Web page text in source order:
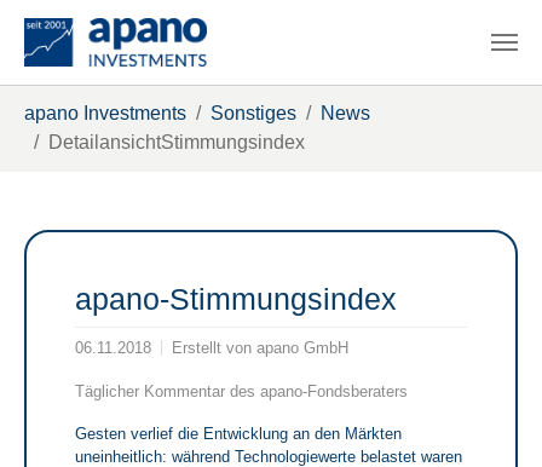
apano Investments Sonstiges
News
DetailansichtStimmungsindex
apano-Stimmungsindex
06.11.2018 Erstellt von apano GmbH
Täglicher Kommentar des apano-Fondsberaters
Gesten verlief die Entwicklung an den Märkten
uneinheitlich: während Technologiewerte belastet waren